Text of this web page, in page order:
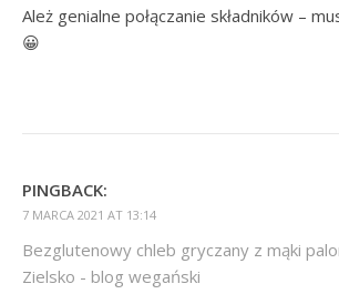
Ależ genialne połączanie składników –
😀
PINGBACK:
7 MARCA 2021 AT 13:14
Bezglutenowy chleb gryczany z mąki
Zielsko - blog wegański